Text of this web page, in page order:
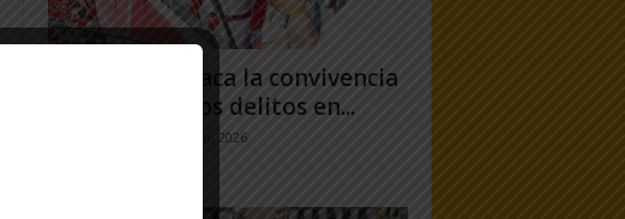
Toquero destaca la convivencia
y la caída de los delitos en...
31 julio, 2026